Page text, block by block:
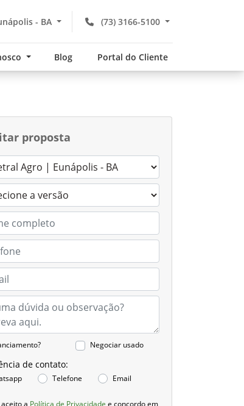
(73) 3166-5100
- BA
Blog Portal do Cliente
proposta
Negociar usado
de contato:
Telefone Email
aceito a Política de Privacidade e concordo em